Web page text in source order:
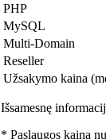
PHP
MySQL
Multi-Domain
Reseller
Užsakymo kaina
Išsamesnę
* Paslaugos kaina